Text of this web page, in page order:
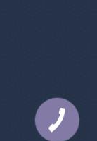
КНОПКА
ЗВ'ЯЗКУ